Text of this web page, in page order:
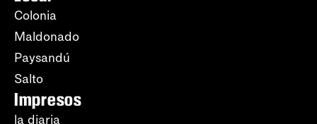
Colonia
Maldonado
Paysandú
Salto
Impresos
la diaria